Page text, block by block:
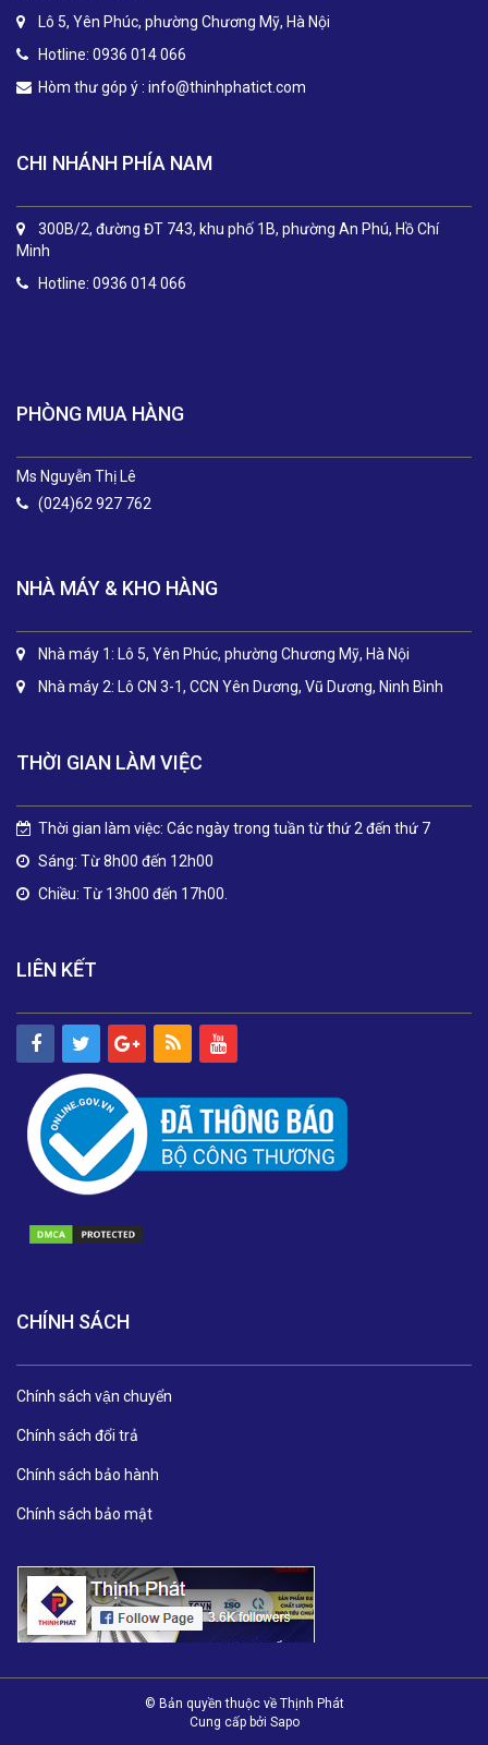
Lô 5, Yên Phúc, phường Chương Mỹ, Hà Nội
Hotline: 0936 014 066
Hòm thư góp ý : info@thinhphatict.com
CHI NHÁNH PHÍA NAM
300B/2, đường ĐT 743, khu phố 1B, phường An Phú, Hồ Chí
Minh
Hotline: 0936 014 066
.
PHÒNG MUA HÀNG
Ms Nguyễn Thị Lê
(024)62 927 762
NHÀ MÁY & KHO HÀNG
Nhà máy 1: Lô 5, Yên Phúc, phường Chương Mỹ, Hà Nội
Nhà máy 2: Lô CN 3-1, CCN Yên Dương, Vũ Dương, Ninh Bình
THỜI GIAN LÀM VIỆC
Thời gian làm việc: Các ngày trong tuần từ thứ 2 đến thứ 7
Sáng: Từ 8h00 đến 12h00
Chiều: Từ 13h00 đến 17h00.
LIÊN KẾT
CHÍNH SÁCH
Chính sách vận chuyển
Chính sách đổi trả
Chính sách bảo hành
Chính sách bảo mật
© Bản quyền thuộc về Thịnh Phát
Cung cấp bởi Sapo